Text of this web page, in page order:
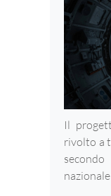
Il
rivolto a
nazionale